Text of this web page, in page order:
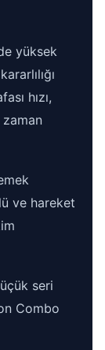
yüksek
hızı,
ve hareket
seri
Combo